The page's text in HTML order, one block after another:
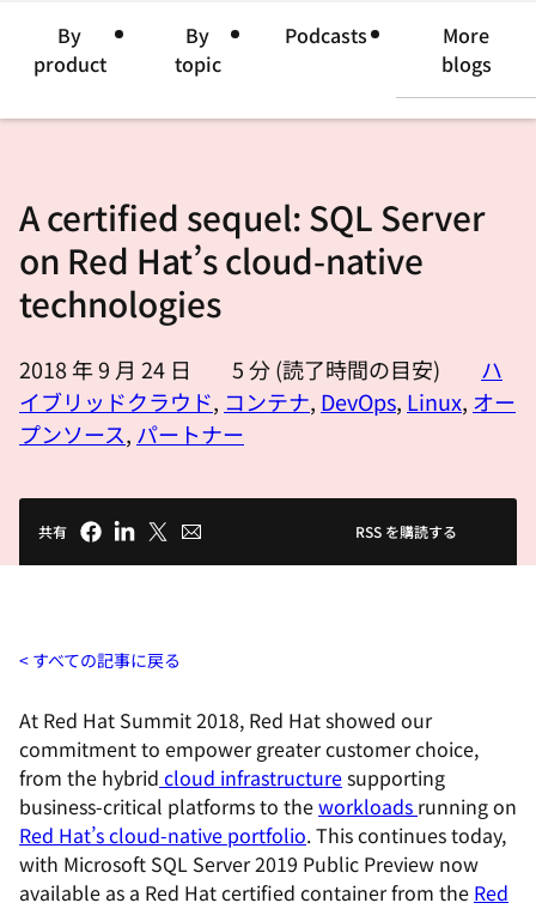
語
し
て
く
さ
い
By
product
By
topic
Podcasts
More
blogs
A certified sequel: SQL Server
on Red Hat’s cloud-native
technologies
2018 年 9 月 24 日 5分 (読了時間の目安)
ハ
イブリッドクラウド, コンテナ, DevOps, Linux, オー
プンソース, パートナー
共有 RSS を購読する
すべての記事に戻る
At Red Hat Summit 2018, Red Hat showed our
commitment to empower greater customer choice,
from the hybrid cloud infrastructuresupporting
business-critical platforms to theworkloads running on
Red Hat’s cloud-native portfolio. This continues today,
with Microsoft SQL Server 2019 Public Preview now
available as a Red Hat certified container from the Red